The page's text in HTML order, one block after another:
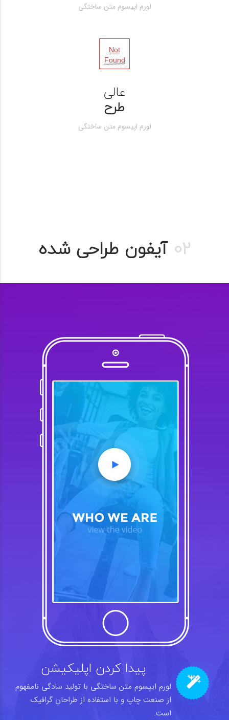
لورم اپیسوم متن ساختگی
Not
Found
عالی
طرح
لورم اپیسوم متن ساختگی
02 آیفون طراحی شده
پیدا کردن اپلیکیشن
لورم ایپسوم متن ساختگی با تولید سادگی نامفهوم
از صنعت چاپ و با استفاده از طراحان گرافیک
است.